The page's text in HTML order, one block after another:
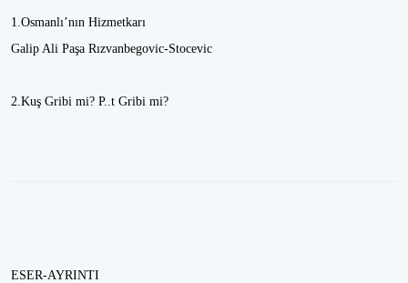
1.Osmanlı’nın Hizmetkarı
Galip Ali Paşa Rızvanbegovic-Stocevic
2.Kuş Gribi mi? P..t Gribi mi?
ESER-AYRINTI